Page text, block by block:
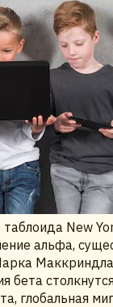
New
альфа,
бета
глобальная